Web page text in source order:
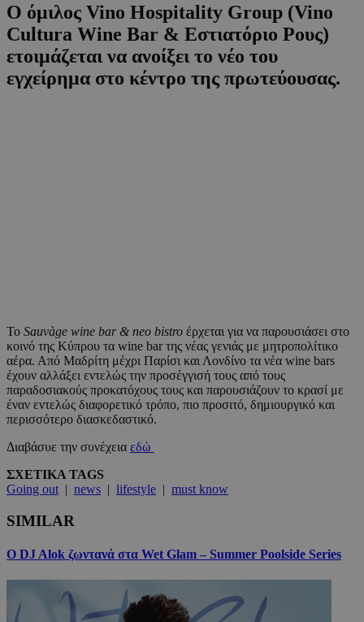
Ο όμιλος Vino Hospitality Group (Vino
Cultura Wine Bar & Εστιατόριο Ρους)
ετοιμάζεται να ανοίξει το νέο του
εγχείρημα στο κέντρο της πρωτεύουσας.
Το Sauvàge wine bar& neo bistro έρχεται για να παρουσιάσει στο
κοινό της Κύπρου τα wine bar της νέας γενιάς με μητροπολίτικο
αέρα. Από Μαδρίτη μέχρι Παρίσι και Λονδίνο τα νέα wine bars
έχουν αλλάξει εντελώς την προσέγγισή τους από τους
παραδοσιακούς προκατόχους τους και παρουσιάζουν το κρασί με
έναν εντελώς διαφορετικό τρόπο, πιο προσιτό, δημιουργικό και
περισσότερο διασκεδαστικό.
Διαβάσυε την συνέχεια εδώ
ΣΧΕΤΙΚΑ TAGS
Going out| news | lifestyle | must know
SIMILAR
Ο DJ Alok ζωντανά στα Wet Glam – Summer Poolside Series